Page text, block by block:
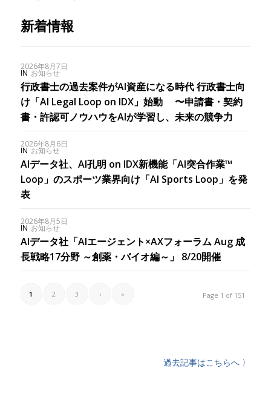
新着情報
2026年8月7日
IN お知らせ
行政書士の過去案件がAI資産になる時代 行政書士向
け「AI Legal Loop on IDX」始動 〜申請書・契約
書・許認可ノウハウをAIが学習し、未来の競争力
2026年8月6日
IN お知らせ
AIデータ社、AI孔明 on IDX新機能「AI突合作業™︎
Loop」のスポーツ業界向け「AI Sports Loop」を発
表
2026年8月5日
IN お知らせ
AIデータ社「AIエージェント×AXフォーラム Aug 成
長戦略17分野 ～創薬・バイオ編～」 8/20開催
Page 1 of 151
1 2 3 › »
過去記事はこちらへ 〉